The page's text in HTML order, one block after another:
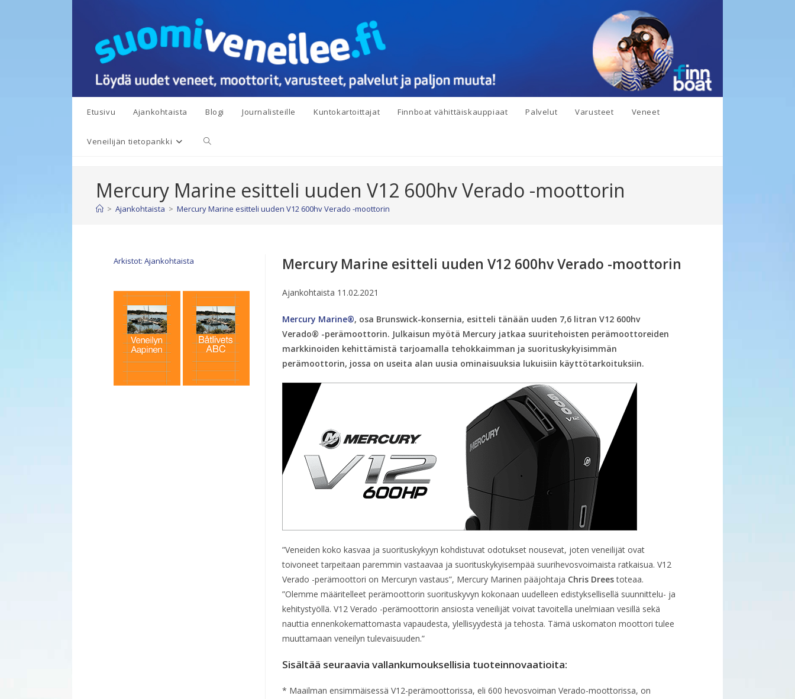
Etusivu Ajankohtaista Blogi Journalisteille Kuntokartoittajat Finnboat vähittäiskauppiaat Palvelut Varusteet Veneet
Veneilijän tietopankki Toggle
search
Mercury Marine esitteli uuden V12 600hv Verado -moottorin
> Ajankohtaista > Mercury Marine esitteli uuden V12 600hv Verado -moottorin
Arkistot: Ajankohtaista Mercury Marine esitteli uuden V12 600hv Verado -moottorin
Ajankohtaista 11.02.2021
Mercury Marine®, osa Brunswick-konsernia, esitteli tänään uuden 7,6 litran V12 600hv
Verado® -perämoottorin. Julkaisun myötä Mercury jatkaa suuritehoisten perämoottoreiden
markkinoiden kehittämistä tarjoamalla tehokkaimman ja suorituskykyisimmän
perämoottorin, jossa on useita alan uusia ominaisuuksia lukuisiin käyttötarkoituksiin.
”Veneiden koko kasvaa ja suorituskykyyn kohdistuvat odotukset nousevat, joten veneilijät ovat
toivoneet tarpeitaan paremmin vastaavaa ja suorituskykyisempää suurihevosvoimaista ratkaisua. V12
Verado -perämoottori on Mercuryn vastaus”, Mercury Marinen pääjohtaja Chris Dreestoteaa.
”Olemme määritelleet perämoottorin suorituskyvyn kokonaan uudelleen edistyksellisellä suunnittelu- ja
kehitystyöllä. V12 Verado -perämoottorin ansiosta veneilijät voivat tavoitella unelmiaan vesillä sekä
nauttia ennenkokemattomasta vapaudesta, ylellisyydestä ja tehosta. Tämä uskomaton moottori tulee
muuttamaan veneilyn tulevaisuuden.”
Sisältää seuraavia vallankumouksellisia tuoteinnovaatioita:
* Maailman ensimmäisessä V12-perämoottorissa, eli 600 hevosvoiman Verado-moottorissa, on